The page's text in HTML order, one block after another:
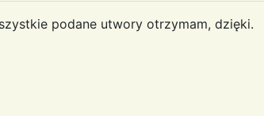
podane utwory otrzymam, dzięki.